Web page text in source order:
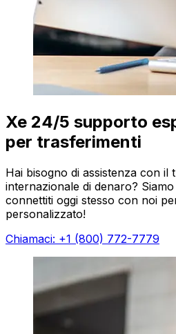
Xe 24/5 supporto
per trasferimenti
Hai bisogno di assistenza con il
internazionale di denaro?
connettiti oggi stesso con noi
personalizzato!
Chiamaci: +1 (800) 772-7779